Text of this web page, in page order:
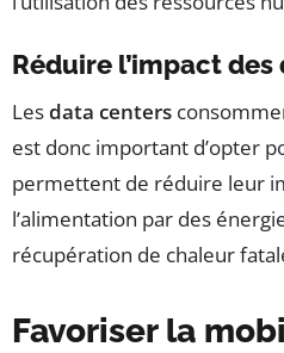
Réduire l’impact
Lesdata centers
est donc important d’opter
permettent de réduire leur
l’alimentation par des
récupération de chaleur
Favoriser la